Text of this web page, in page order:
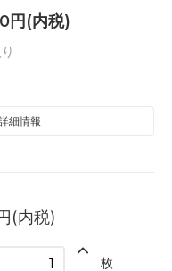
円(内税)
細情報
(内税)
枚